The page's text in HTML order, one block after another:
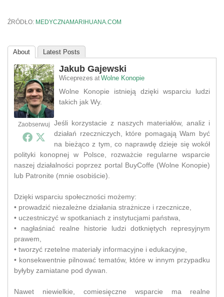
ŹRÓDŁO: MEDYCZNAMARIHUANA.COM
About Latest Posts
Zaobserwuj
Jakub Gajewski
Wiceprezes atWolne Konopie
Wolne Konopie istnieją dzięki wsparciu ludzi
takich jak Wy.
Jeśli korzystacie z naszych materiałów, analiz i
działań rzeczniczych, które pomagają Wam być
na bieżąco z tym, co naprawdę dzieje się wokół
polityki konopnej w Polsce, rozważcie regularne wsparcie
naszej działalności poprzez portal BuyCoffe (Wolne Konopie)
lub Patronite (mnie osobiście).
Dzięki wsparciu społeczności możemy:
• prowadzić niezależne działania strażnicze i rzecznicze,
• uczestniczyć w spotkaniach z instytucjami państwa,
• nagłaśniać realne historie ludzi dotkniętych represyjnym
prawem,
• tworzyć rzetelne materiały informacyjne i edukacyjne,
• konsekwentnie pilnować tematów, które w innym przypadku
byłyby zamiatane pod dywan.
Nawet niewielkie, comiesięczne wsparcie ma realne